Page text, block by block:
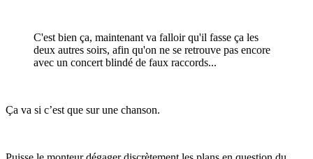
C'est bien ça, maintenant va falloir qu'il fasse ça les
deux autres soirs, afin qu'on ne se retrouve pas encore
avec un concert blindé de faux raccords...
Ça va si c’est que sur une chanson.